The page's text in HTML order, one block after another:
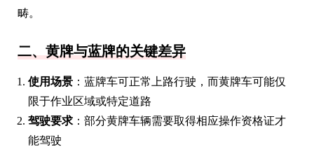
畴。
二、黄牌与蓝牌的关键差异
使用场景 ：蓝牌车可正常上路行驶，而黄牌车可能仅
限于作业区域或特定道路
驾驶要求 ：部分黄牌车辆需要取得相应操作资格证才
能驾驶